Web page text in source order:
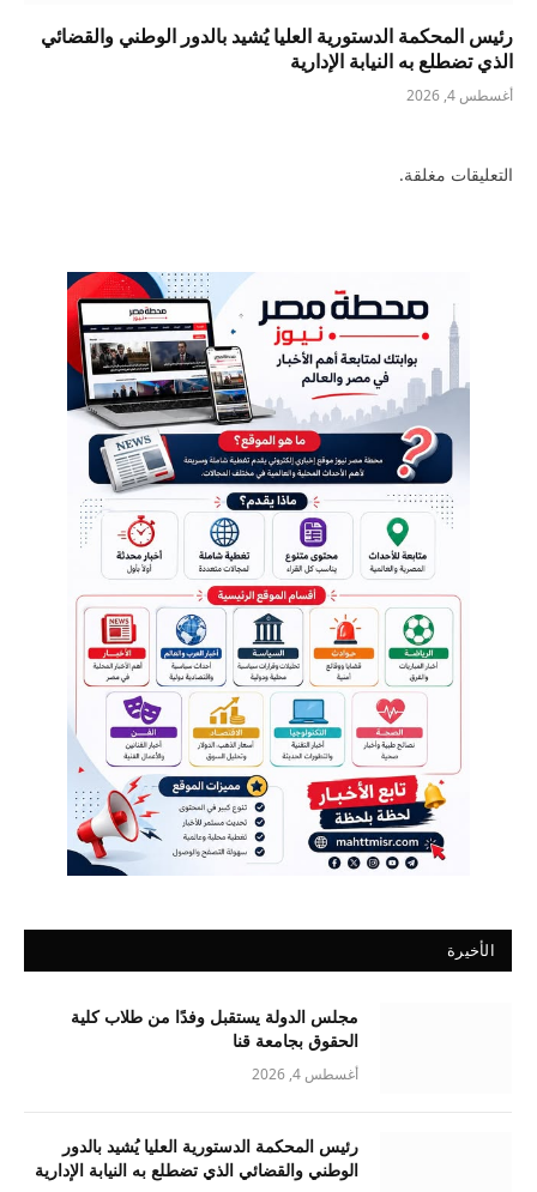
رئيس المحكمة الدستورية العليا يُشيد بالدور الوطني والقضائي
الذي تضطلع به النيابة الإدارية
أغسطس 4, 2026
التعليقات مغلقة.
الأخيرة
مجلس الدولة يستقبل وفدًا من طلاب كلية
الحقوق بجامعة قنا
أغسطس 4, 2026
رئيس المحكمة الدستورية العليا يُشيد بالدور
الوطني والقضائي الذي تضطلع به النيابة الإدارية